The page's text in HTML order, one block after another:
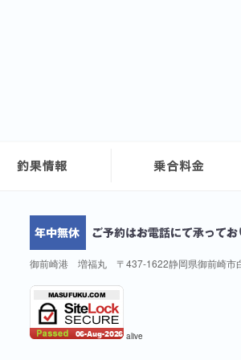
御前崎港 増福丸 〒437-1622静岡県御前崎市
alive